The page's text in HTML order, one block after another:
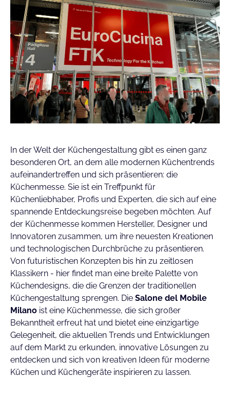
In der Welt der Küchengestaltung gibt es einen ganz
besonderen Ort, an dem alle modernen Küchentrends
aufeinandertreffen und sich präsentieren: die
Küchenmesse. Sie ist ein Treffpunkt für
Küchenliebhaber, Profis und Experten, die sich auf eine
spannende Entdeckungsreise begeben möchten. Auf
der Küchenmesse kommen Hersteller, Designer und
Innovatoren zusammen, um ihre neuesten Kreationen
und technologischen Durchbrüche zu präsentieren.
Von futuristischen Konzepten bis hin zu zeitlosen
Klassikern - hier findet man eine breite Palette von
Küchendesigns, die die Grenzen der traditionellen
Küchengestaltung sprengen. Die Salone del Mobile
Milano ist eine Küchenmesse, die sich großer
Bekanntheit erfreut hat und bietet eine einzigartige
Gelegenheit, die aktuellen Trends und Entwicklungen
auf dem Markt zu erkunden, innovative Lösungen zu
entdecken und sich von kreativen Ideen für moderne
Küchen und Küchengeräte inspirieren zu lassen.